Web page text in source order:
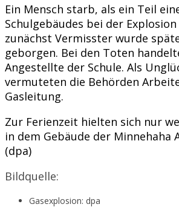
Ein Mensch starb, als ein Teil
Schulgebäudes bei der
zunächst Vermisster wurde
geborgen. Bei den Toten
Angestellte der Schule. Als
vermuteten die Behörden
Gasleitung.
Zur Ferienzeit hielten sich nur
in dem Gebäude der Minnehaha
(dpa)
Bildquelle:
Gasexplosion: dpa